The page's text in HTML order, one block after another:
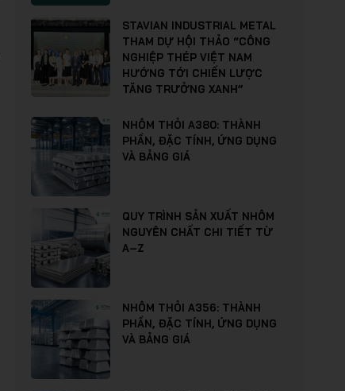
STAVIAN INDUSTRIAL METAL
THAM DỰ HỘI THẢO “CÔNG
NGHIỆP THÉP VIỆT NAM
HƯỚNG TỚI CHIẾN LƯỢC
TĂNG TRƯỞNG XANH”
NHÔM THỎI A380: THÀNH
PHẦN, ĐẶC TÍNH, ỨNG DỤNG
VÀ BẢNG GIÁ
QUY TRÌNH SẢN XUẤT NHÔM
NGUYÊN CHẤT CHI TIẾT TỪ
A–Z
NHÔM THỎI A356: THÀNH
PHẦN, ĐẶC TÍNH, ỨNG DỤNG
VÀ BẢNG GIÁ